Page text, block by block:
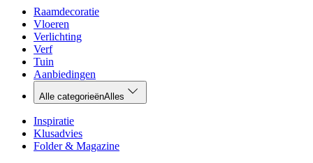
Raamdecoratie
Vloeren
Verlichting
Verf
Tuin
Aanbiedingen
Alle categorieënAlles
Inspiratie
Klusadvies
Folder & Magazine